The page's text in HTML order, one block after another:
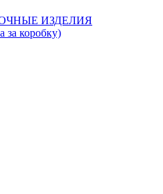
ИЗДЕЛИЯ
коробку)